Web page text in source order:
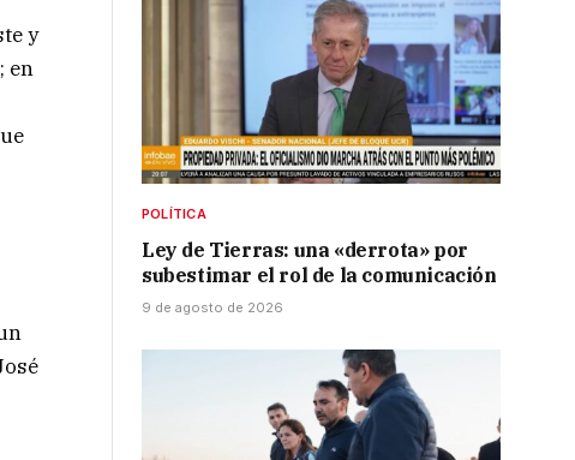
y
en
POLÍTICA
Ley de Tierras: una «derrota» por
subestimar el rol de la comunicación
9 de agosto de 2026